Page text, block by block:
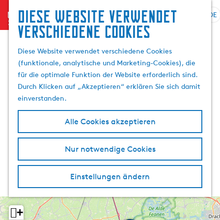
Diese website verwendet
verschiedene cookies
Diese Website verwendet verschiedene Cookies
(funktionale, analytische und Marketing-Cookies), die
für die optimale Funktion der Website erforderlich sind.
Durch Klicken auf „Akzeptieren“ erklären Sie sich damit
einverstanden.
Alle Cookies akzeptieren
Nur notwendige Cookies
Einstellungen ändern
menu
G
e
e
n
S
i
e
r
o
e
p
a
n
S
n
A
DE
+